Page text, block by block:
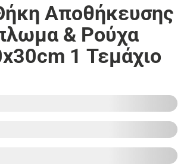
Αποθήκευσης
& Ρούχα
1 Τεμάχιο